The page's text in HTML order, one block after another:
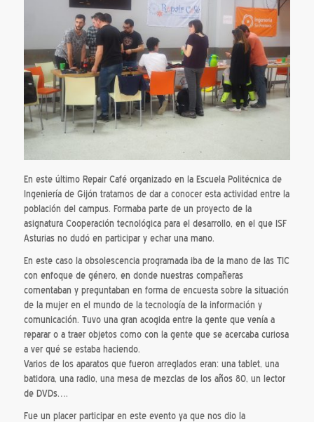
En este último Repair Café organizado en la Escuela Politécnica de
Ingeniería de Gijón tratamos de dar a conocer esta actividad entre la
población del campus. Formaba parte de un proyecto de la
asignatura Cooperación tecnológica para el desarrollo, en el que ISF
Asturias no dudó en participar y echar una mano.
En este caso la obsolescencia programada iba de la mano de las TIC
con enfoque de género, en donde nuestras compañeras
comentaban y preguntaban en forma de encuesta sobre la situación
de la mujer en el mundo de la tecnología de la información y
comunicación. Tuvo una gran acogida entre la gente que venía a
reparar o a traer objetos como con la gente que se acercaba curiosa
a ver qué se estaba haciendo.
Varios de los aparatos que fueron arreglados eran: una tablet, una
batidora, una radio, una mesa de mezclas de los años 80, un lector
de DVDs….
Fue un placer participar en este evento ya que nos dio la